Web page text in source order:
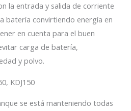
la entrada y salida de corriente
batería convirtiendo energía en
en cuenta para el buen
carga de batería,
y polvo.
KDJ150
se está manteniendo todas